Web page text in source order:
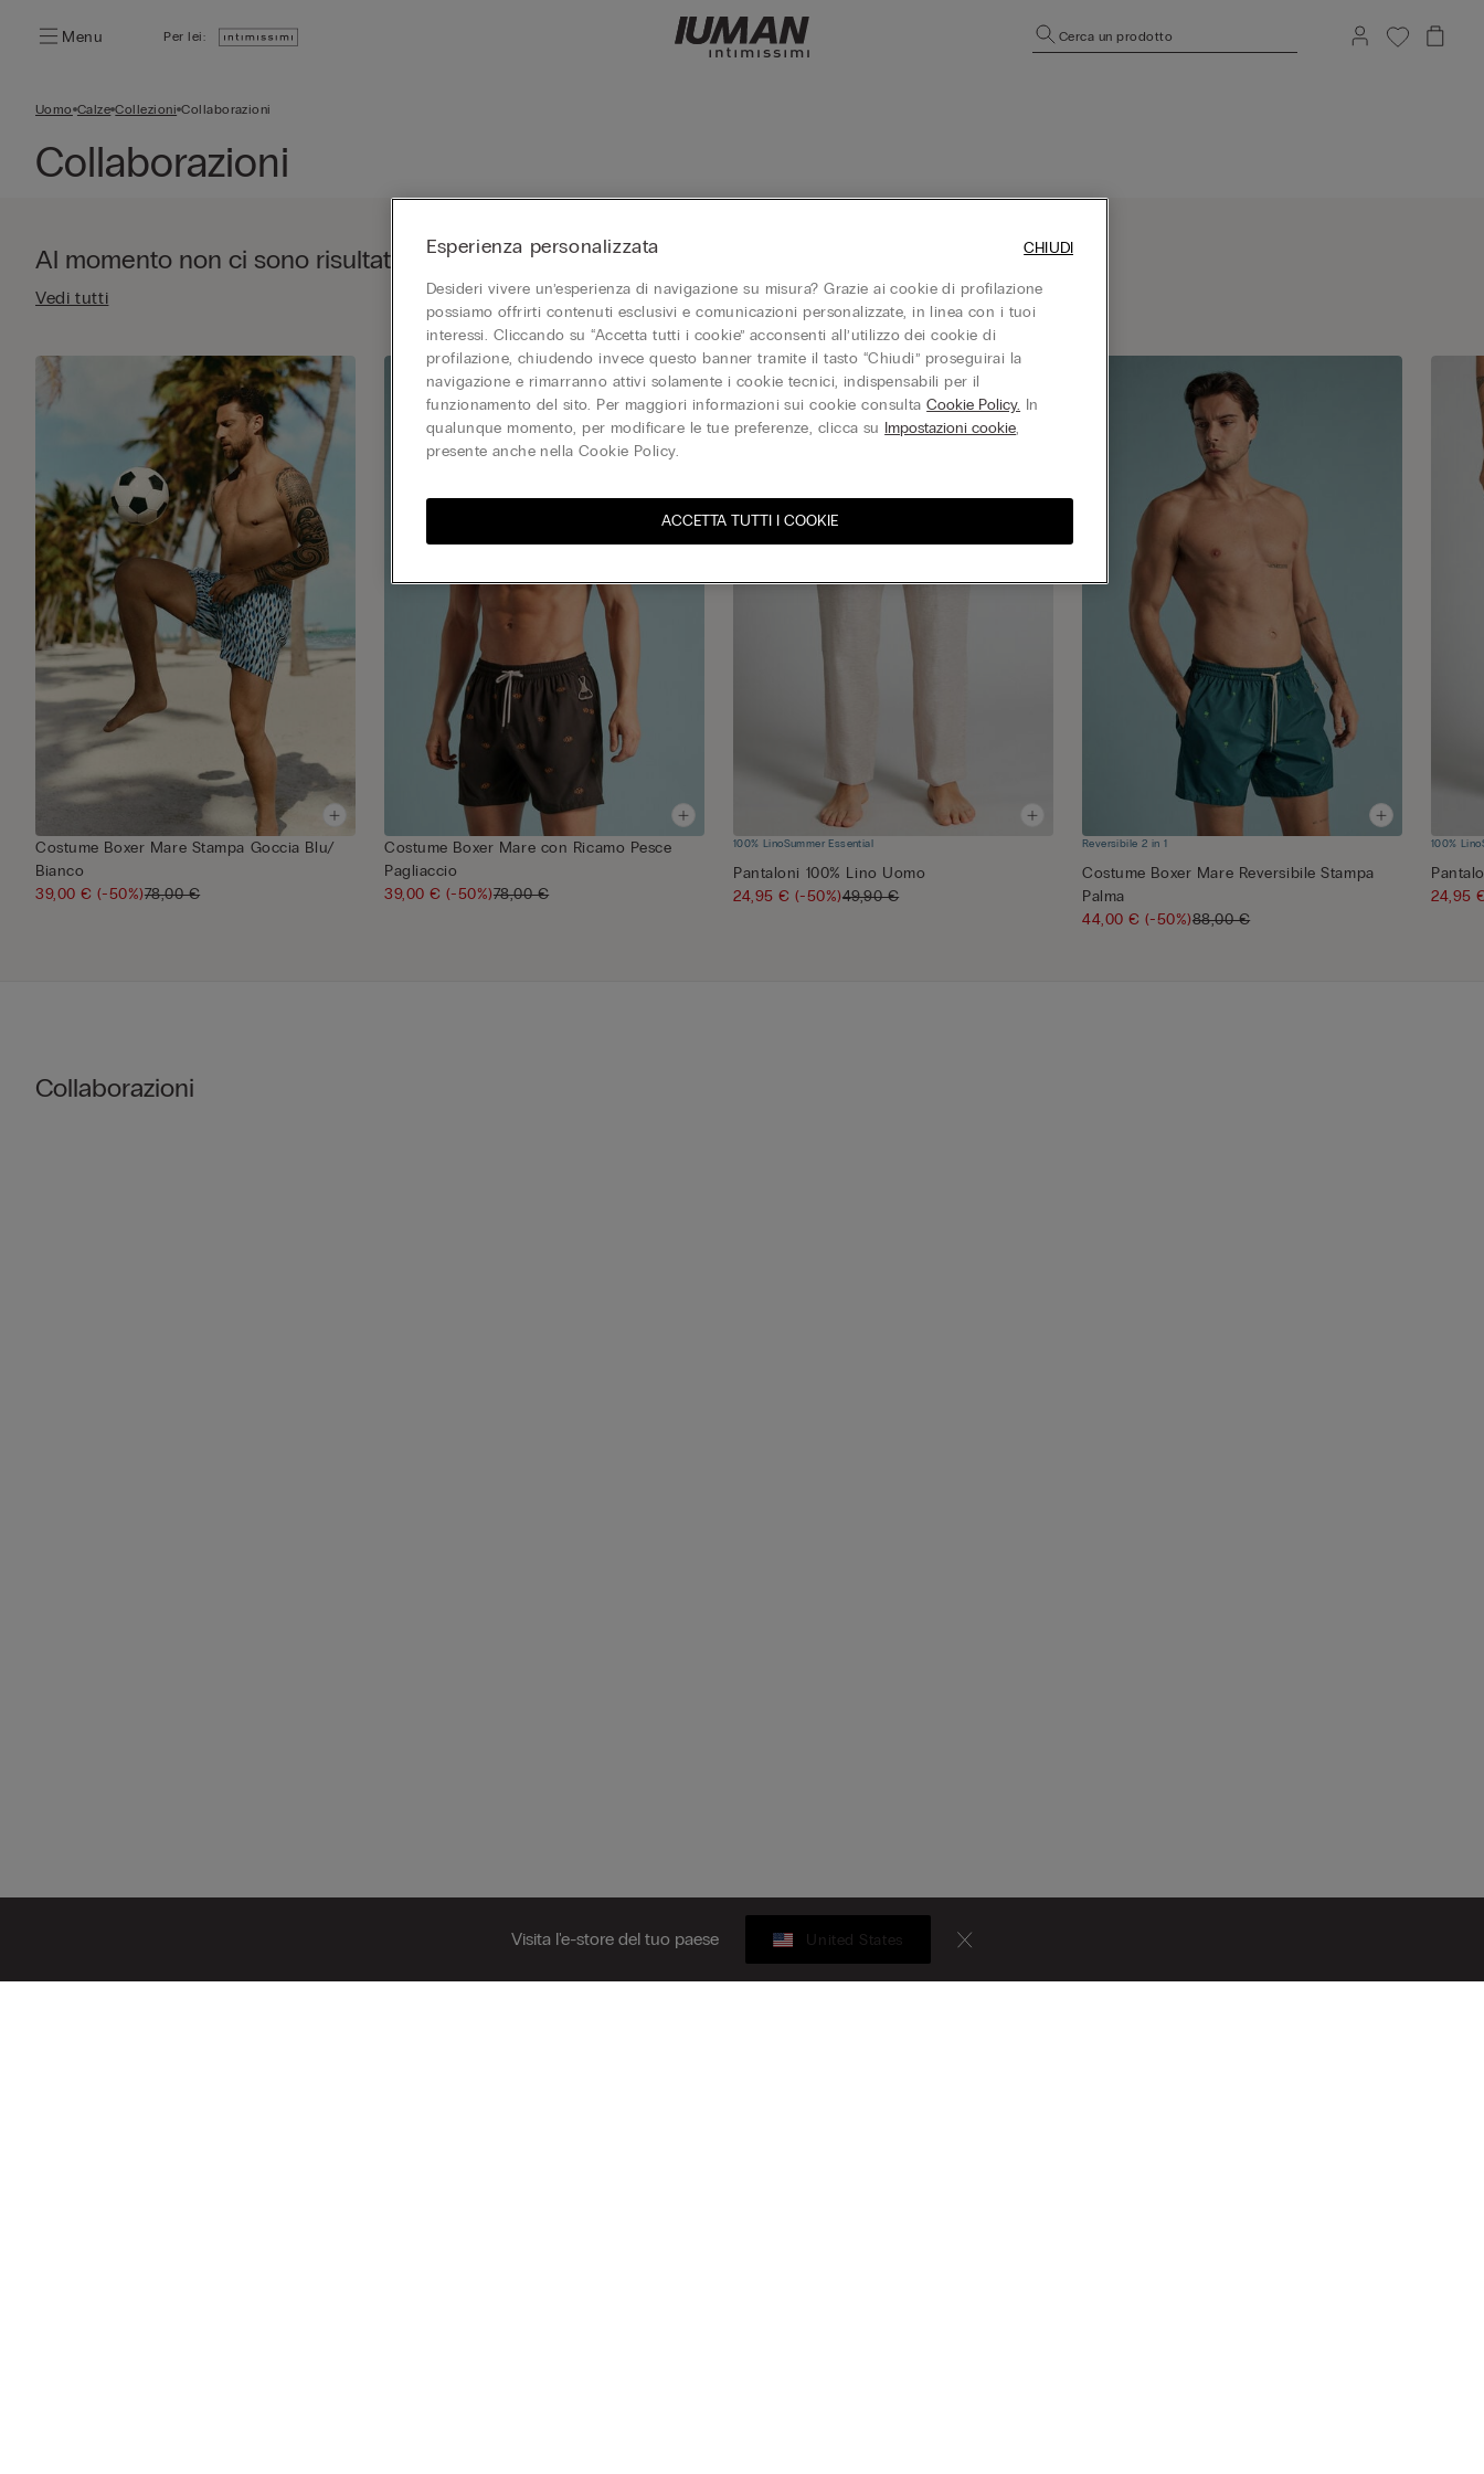
Menu Per lei: Cerca un prodotto
Uomo Calze Collezioni Collaborazioni
Collaborazioni
Al momento non ci sono risultati per la tua ricerca.
Vedi tutti
Costume Boxer Mare Stampa Goccia Blu/
Bianco
39,00 €(-50%)78,00 €
Costume Boxer Mare con Ricamo Pesce
Pagliaccio
39,00 €(-50%)78,00 €
100% LinoSummer Essential
Pantaloni 100% Lino Uomo
24,95 €(-50%)49,90 €
Reversibile 2 in 1
Costume Boxer Mare Reversibile Stampa
Palma
44,00 €(-50%)88,00 €
100% Lino
24,95
Collaborazioni
Visita l'e-store del tuo paese United States
Esperienza personalizzata
Desideri vivere un’esperienza di navigazione su misura? Grazie ai cookie di profilazione
possiamo offrirti contenuti esclusivi e comunicazioni personalizzate, in linea con i tuoi
interessi. Cliccando su “Accetta tutti i cookie” acconsenti all’utilizzo dei cookie di
profilazione, chiudendo invece questo banner tramite il tasto “Chiudi” proseguirai la
navigazione e rimarranno attivi solamente i cookie tecnici, indispensabili per il
funzionamento del sito. Per maggiori informazioni sui cookie consultaCookie Policy. In
qualunque momento, per modificare le tue preferenze, clicca su Impostazioni cookie,
presente anche nella Cookie Policy.
ACCETTA TUTTI I COOKIE
CHIUDI